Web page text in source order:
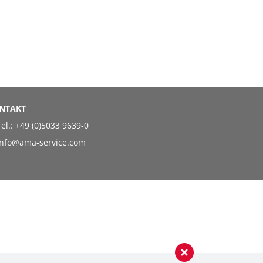
+49 (0)5033 9639-0
service.com